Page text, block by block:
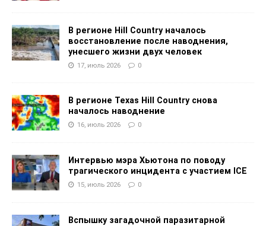
В регионе Hill Country началось
восстановление после наводнения,
унесшего жизни двух человек
17, июль 2026 0
В регионе Texas Hill Country снова
началось наводнение
16, июль 2026 0
Интервью мэра Хьютона по поводу
трагического инцидента с участием ICE
15, июль 2026 0
Вспышку загадочной паразитарной